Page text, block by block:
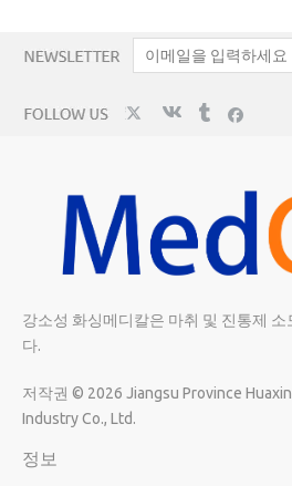
강소성 화싱메디칼은 마취 및 진통제
다.
저작권 © 2026 Jiangsu Province
Industry Co., Ltd.
정보